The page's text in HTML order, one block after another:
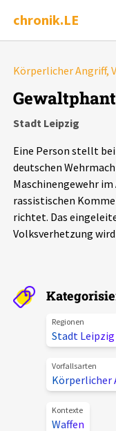
chronik.LE
Chronik
Dossiers
Leipziger Zustände
Phänomene
Aktuelles
Alle Beiträge
Veranstaltungen
Pressemitteilungen
Über uns
Körperlicher Angriff,
Stadt Leipzig
Eine Person stellt
deutschen
Maschinengewehr
rassistischen
richtet. Das
Volksverhetzung
Regionen
Stadt Leipzig
Vorfallsarten
Körperlicher
Kontexte
Waffen
Alle
7502 Ereignisse
Ereignisse